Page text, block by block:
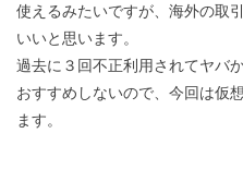
使えるみたいですが、海外の取
いいと思います。
過去に３回不正利用されてヤバ
おすすめしないので、今回は仮
ます。